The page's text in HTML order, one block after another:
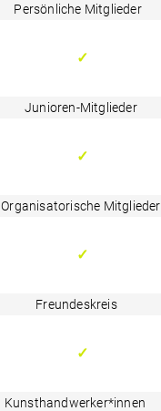
Persönliche Mitglieder
✓
Junioren-Mitglieder
✓
Organisatorische Mitglieder
✓
Freundeskreis
✓
Kunsthandwerker*innen